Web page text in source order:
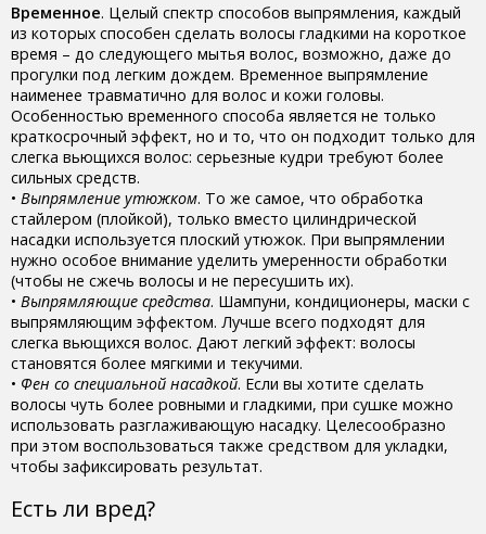
Временное. Целый спектр способов выпрямления, каждый
из которых способен сделать волосы гладкими на короткое
время – до следующего мытья волос, возможно, даже до
прогулки под легким дождем. Временное выпрямление
наименее травматично для волос и кожи головы.
Особенностью временного способа является не только
краткосрочный эффект, но и то, что он подходит только для
слегка вьющихся волос: серьезные кудри требуют более
сильных средств.
• Выпрямление утюжком. То же самое, что обработка
стайлером (плойкой), только вместо цилиндрической
насадки используется плоский утюжок. При выпрямлении
нужно особое внимание уделить умеренности обработки
(чтобы не сжечь волосы и не пересушить их).
• Выпрямляющие средства. Шампуни, кондиционеры, маски с
выпрямляющим эффектом. Лучше всего подходят для
слегка вьющихся волос. Дают легкий эффект: волосы
становятся более мягкими и текучими.
• Фен со специальной насадкой. Если вы хотите сделать
волосы чуть более ровными и гладкими, при сушке можно
использовать разглаживающую насадку. Целесообразно
при этом воспользоваться также средством для укладки,
чтобы зафиксировать результат.
Есть ли вред?